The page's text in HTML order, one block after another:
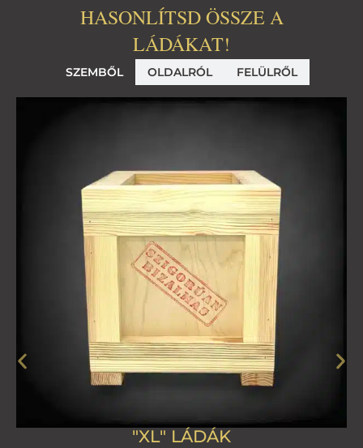
HASONLÍTSD ÖSSZE A
LÁDÁKAT!
SZEMBŐL OLDALRÓL FELÜLRŐL
"XL" LÁDÁK